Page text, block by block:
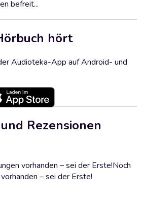
befreit...
hört
Audioteka-App auf Android- und
Rezensionen
vorhanden – sei der Erste!Noch
– sei der Erste!